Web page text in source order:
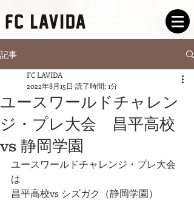
記事
ユースワールドチャレン
ジ・プレ大会 昌平高校
vs 静岡学園
FC LAVIDA
2022年8月15日 読了時間: 1分
ユースワールドチャレンジ・プレ大会
は
昌平高校vs シズガク（静岡学園）